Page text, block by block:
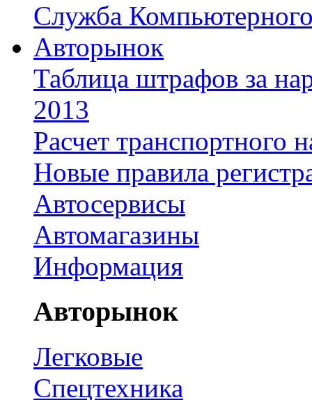
Служба
Авторынок
Таблица штрафов за
2013
Расчет транспортного
Новые правила
Автосервисы
Автомагазины
Информация
Авторынок
Легковые
Спецтехника